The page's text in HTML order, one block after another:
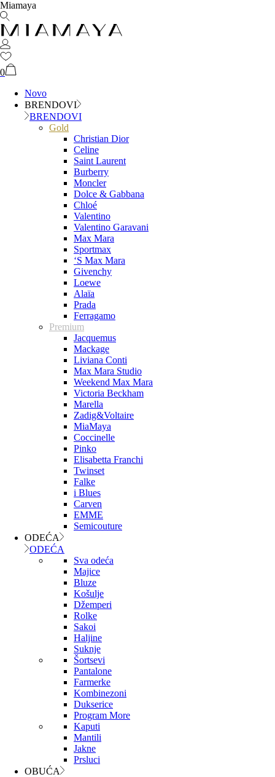
Miamaya
0
Novo
BRENDOVI
BRENDOVI
Gold
Christian Dior
Celine
Saint Laurent
Burberry
Moncler
Dolce & Gabbana
Chloé
Valentino
Valentino Garavani
Max Mara
Sportmax
‘S Max Mara
Givenchy
Loewe
Alaïa
Prada
Ferragamo
Premium
Jacquemus
Mackage
Liviana Conti
Max Mara Studio
Weekend Max Mara
Victoria Beckham
Marella
Zadig&Voltaire
MiaMaya
Coccinelle
Pinko
Elisabetta Franchi
Twinset
Falke
i Blues
Carven
EMME
Semicouture
ODEĆA
ODEĆA
Sva odeća
Majice
Bluze
Košulje
Džemperi
Rolke
Sakoi
Haljine
Suknje
Šortsevi
Pantalone
Farmerke
Kombinezoni
Dukserice
Program More
Kaputi
Mantili
Jakne
Prsluci
OBUĆA